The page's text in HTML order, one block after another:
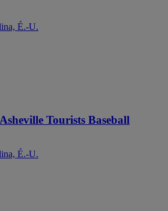
É.-U.
Tourists Baseball
É.-U.